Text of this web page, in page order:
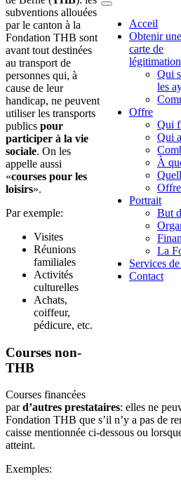
Acceil
Obtenir une
carte de
légitimation
Qui
les
Offre
Qui
Qui
À
Portrait
But
La
Services
Contact
subventions allouées
par le canton à la
Fondation THB sont
avant tout destinées
au transport de
personnes qui, à
cause de leur
handicap, ne peuvent
utiliser les transports
publics pour
participer à la vie
sociale. On les
appelle aussi
«courses pour les
loisirs».
Par exemple:
Visites
Réunions
familiales
Activités
culturelles
Achats,
coiffeur,
pédicure, etc.
Courses non-
THB
Courses financées
pard’autres prestataires: elles ne
Fondation THB que s’il n’y a pas de
caisse mentionnée ci-dessous ou
atteint.
Exemples: